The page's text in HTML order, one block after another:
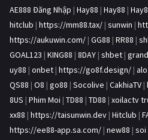
AE888 Đăng Nhập | Hay88 | Hay88 |
hitclub | https://mm88.tax/ | sunwin |
https://aukuwin.com/ | GG88 | RR88 |
GOAL123 | KING88 | 8DAY | shbet |
uy88 | onbet | https://go8f.design/ |
QS88 | O8 | go88 | Socolive | CakhiaTV |
8US | Phim Moi | TD88 | TD88 | xoilactv
xx88 | https://taisunwin.dev | Hitclub |
https://ee88-app.sa.com/ | new88 | soi